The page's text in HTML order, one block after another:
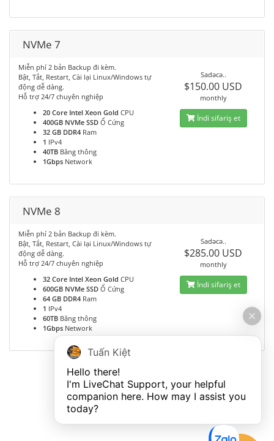
NVMe 7
Miễn phí 2 bản Backup đi kèm.
Bật, Tắt, Restart, Cài lại Linux/Windows tự
động dễ dàng.
Hỗ trợ 24/7 chuyên nghiệp
20 Core Intel Xeon Gold CPU
400GB NVMe SSD Ổ Cứng
32 GB DDR4 Ram
1 IPv4
40TB Băng thông
1Gbps Network
Sadəcə..
$150.00 USD
monthly
İndi sifariş et
NVMe 8
Miễn phí 2 bản Backup đi kèm.
Bật, Tắt, Restart, Cài lại Linux/Windows tự
động dễ dàng.
Hỗ trợ 24/7 chuyên nghiệp
32 Core Intel Xeon Gold CPU
600GB NVMe SSD Ổ Cứng
64 GB DDR4 Ram
1 IPv4
60TB Băng thông
1Gbps Network
Sadəcə..
$285.00 USD
monthly
İndi sifariş et
Tuấn Kiệt
Hello there!
I'm LiveChat Support, your helpful
companion here. How may I assist you
today?